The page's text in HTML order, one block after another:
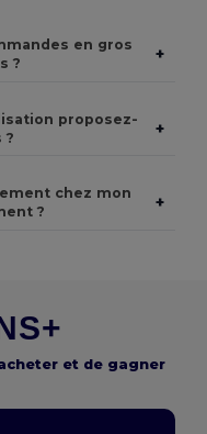
en gros
?
+
proposez-
?
+
chez mon
?
+
et de gagner